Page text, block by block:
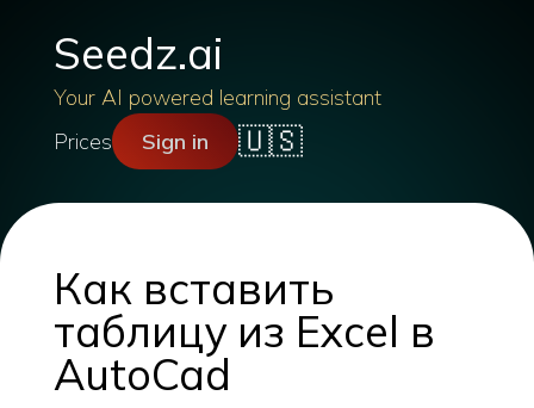
Seedz.ai
Your AI powered learning assistant
Prices
Sign in 🇺🇸
Как вставить
таблицу из Excel в
AutoCad